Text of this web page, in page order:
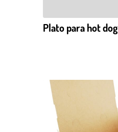
Plato para hot dog